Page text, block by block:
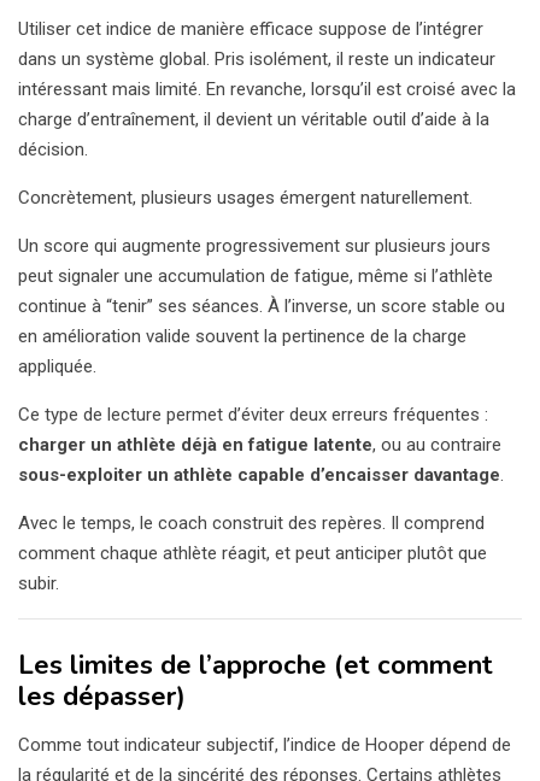
Utiliser cet indice de manière efficace suppose de l’intégrer
dans un système global. Pris isolément, il reste un indicateur
intéressant mais limité. En revanche, lorsqu’il est croisé avec la
charge d’entraînement, il devient un véritable outil d’aide à la
décision.
Concrètement, plusieurs usages émergent naturellement.
Un score qui augmente progressivement sur plusieurs jours
peut signaler une accumulation de fatigue, même si l’athlète
continue à “tenir” ses séances. À l’inverse, un score stable ou
en amélioration valide souvent la pertinence de la charge
appliquée.
Ce type de lecture permet d’éviter deux erreurs fréquentes :
charger un athlète déjà en fatigue latente, ou au contraire
sous-exploiter un athlète capable d’encaisser davantage.
Avec le temps, le coach construit des repères. Il comprend
comment chaque athlète réagit, et peut anticiper plutôt que
subir.
Les limites de l’approche (et comment
les dépasser)
Comme tout indicateur subjectif, l’indice de Hooper dépend de
la régularité et de la sincérité des réponses. Certains athlètes